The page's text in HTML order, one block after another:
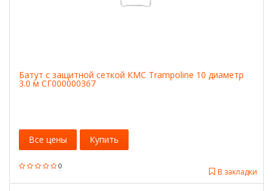
Батут с защитной сеткой КМС Trampoline 10 диаметр
3.0 м СГ000000367
0
В закладки
Все цены Купить